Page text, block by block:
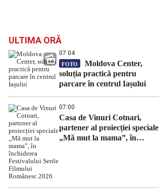
ULTIMA ORĂ
07:04
FOTO
Moldova Center,
soluția practică pentru
parcare în centrul Iașului
07:00
Casa de Vinuri Cotnari,
partener al proiecției speciale
„Mă mut la mama”, în